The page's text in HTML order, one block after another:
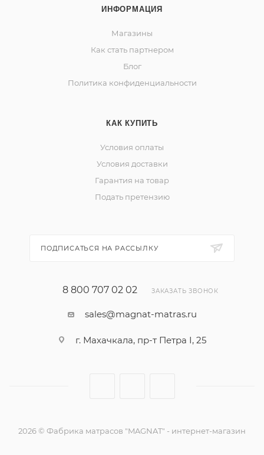
ИНФОРМАЦИЯ
Магазины
Как стать партнером
Блог
Политика конфиденциальности
КАК КУПИТЬ
Условия оплаты
Условия доставки
Гарантия на товар
Подать претензию
ПОДПИСАТЬСЯ НА РАССЫЛКУ
8 800 707 02 02 ЗАКАЗАТЬ ЗВОНОК
sales@magnat-matras.ru
г. Махачкала, пр-т Петра I, 25
2026 © Фабрика матрасов "MAGNAT" - интернет-магазин